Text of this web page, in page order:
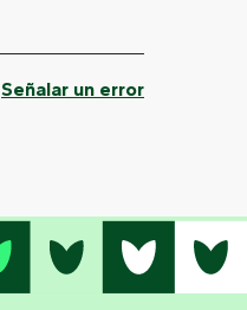
Señalar un error